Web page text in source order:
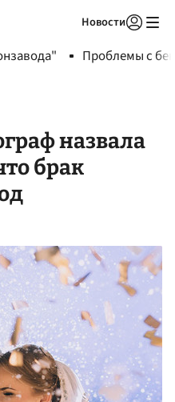
Новости
Проблемы с
назвала
брак